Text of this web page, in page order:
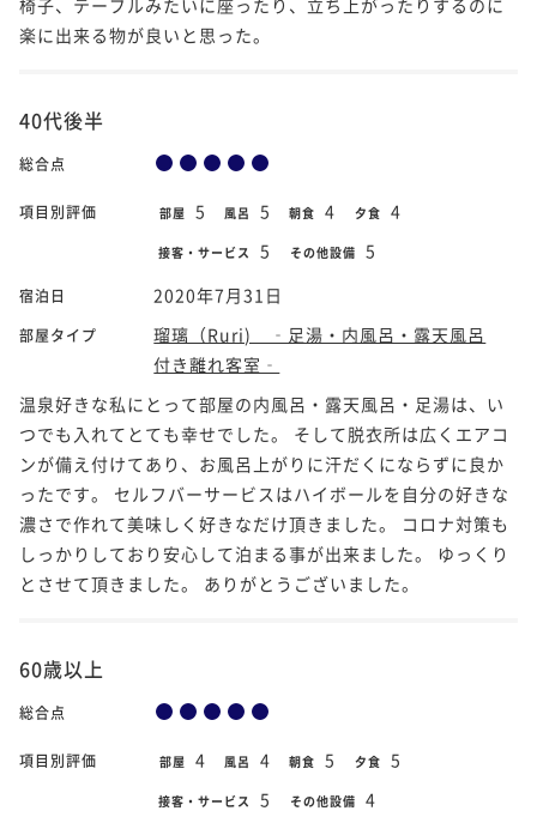
楽に出来る物が良いと思った。
40代後半
総合点
項目別評価 部屋 5 風呂 5 朝食 4 夕食 4
接客・サービス 5 その他設備 5
宿泊日 2020年7月31日
部屋タイプ
瑠璃（Ruri) ‐足湯・内風呂・露天風呂
付き離れ客室‐
温泉好きな私にとって部屋の内風呂・露天風呂・足湯は、い
つでも入れてとても幸せでした。 そして脱衣所は広くエアコ
ンが備え付けてあり、お風呂上がりに汗だくにならずに良か
ったです。 セルフバーサービスはハイボールを自分の好きな
濃さで作れて美味しく好きなだけ頂きました。 コロナ対策も
しっかりしており安心して泊まる事が出来ました。 ゆっくり
とさせて頂きました。 ありがとうございました。
60歳以上
総合点
項目別評価 部屋 4 風呂 4 朝食 5 夕食 5
接客・サービス 5 その他設備 4